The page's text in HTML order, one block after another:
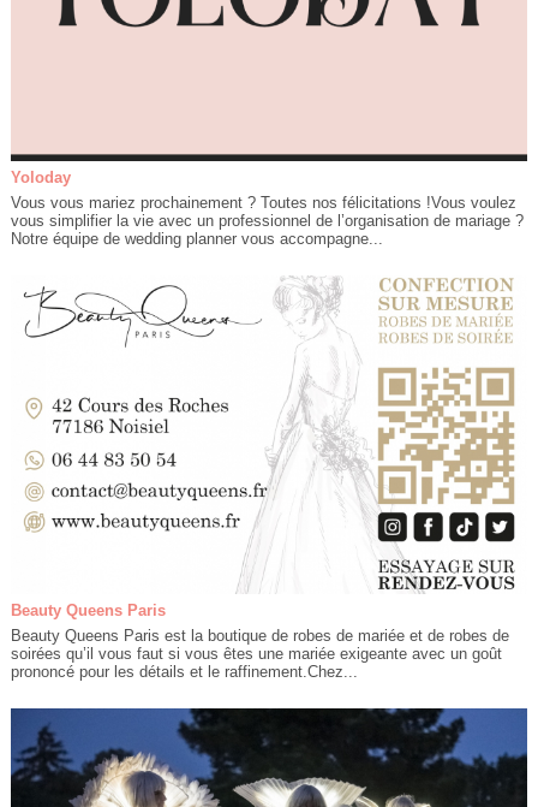
Yoloday
Vous vous mariez prochainement ? Toutes nos félicitations !Vous voulez
vous simplifier la vie avec un professionnel de l’organisation de mariage ?
Notre équipe de wedding planner vous accompagne...
Beauty Queens Paris
Beauty Queens Paris est la boutique de robes de mariée et de robes de
soirées qu’il vous faut si vous êtes une mariée exigeante avec un goût
prononcé pour les détails et le raffinement.Chez...